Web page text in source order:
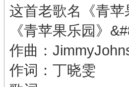
这首老歌名《青苹
《青苹果乐园》
作曲：
作词：丁晓雯